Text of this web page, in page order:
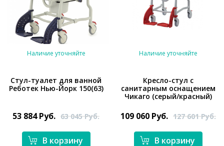
Наличие уточняйте
Стул-туалет для ванной
Реботек Нью-Йорк 150(63)
53 884Руб. 63 045Руб.
В корзину
*}
Наличие уточняйте
Кресло-стул с
санитарным оснащением
Чикаго (серый/красный)
109 060 Руб. 127 601Руб.
В корзину